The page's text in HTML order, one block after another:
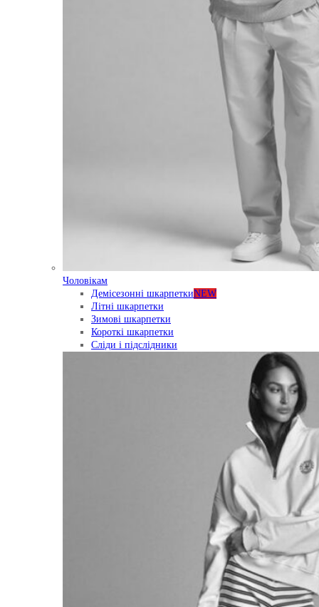
Чоловікам
Демісезонні шкарпеткиNEW
Літні шкарпетки
Зимові шкарпетки
Короткі шкарпетки
Сліди і підслідники